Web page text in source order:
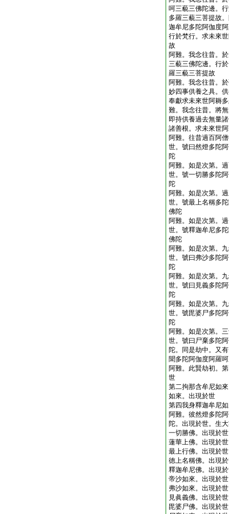
呵三藐三佛陀邊。
多羅三藐三菩提故
迦牟尼多陀阿伽度
行於梵行。求未來
故
阿難。我念往昔。
三藐三佛陀邊。行
羅三藐三菩提故
阿難。我念往昔。
妙四事供養之具。
奉獻求未來世阿耨
難。我念往昔。將
即持供養過去無量
諸善根。求未來世
阿難。往昔過百阿
世。號曰然燈多陀
陀
阿難。如是次第。
世。號一切勝多陀
陀
阿難。如是次第。
世。號最上名稱多
佛陀
阿難。如是次第。
世。號釋迦牟尼多
佛陀
阿難。如是次第。
世。號曰弗沙多陀
陀
阿難。如是次第。
世。號曰見義多陀
陀
阿難。如是次第。
世。號毘婆尸多陀
陀
阿難。如是次第。
世。號曰尸棄多陀
陀。同是劫中。又
聞多陀阿伽度阿羅
阿難。此賢劫初。
世
第二拘那含牟尼如
如來。出現於世
第四我身釋迦牟尼
阿難。彼然燈多陀
陀。出現於世。生
一切勝佛。出現於
蓮華上佛。出現於
最上行佛。出現於
徳上名稱佛。出現
釋迦牟尼佛。出現
帝沙如來。出現於
弗沙如來。出現於
見眞義佛。出現於
毘婆尸佛。出現於